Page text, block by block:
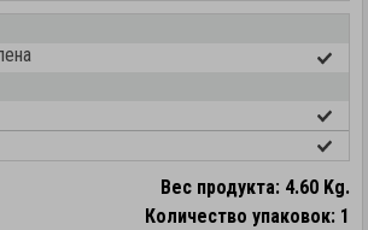
Вес продукта: 4.60 Kg.
Количество упаковок: 1